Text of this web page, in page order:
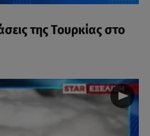
της Τουρκίας στο